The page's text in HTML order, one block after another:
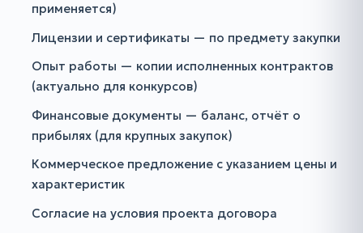
применяется)
Лицензии и сертификаты — по предмету закупки
Опыт работы — копии исполненных контрактов
(актуально для конкурсов)
Финансовые документы — баланс, отчёт о
прибылях (для крупных закупок)
Коммерческое предложение с указанием цены и
характеристик
Согласие на условия проекта договора